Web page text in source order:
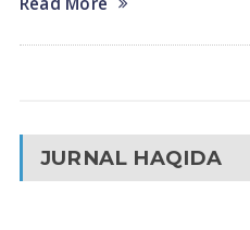
JURNAL HAQIDA